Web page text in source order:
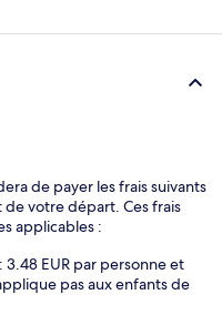
de payer les frais suivants
votre départ. Ces frais
applicables :
3.48 EUR par personne et
pas aux enfants de